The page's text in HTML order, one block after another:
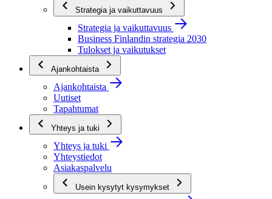
Strategia ja vaikuttavuus
Strategia ja vaikuttavuus
Business Finlandin strategia 2030
Tulokset ja vaikutukset
Ajankohtaista
Ajankohtaista
Uutiset
Tapahtumat
Yhteys ja tuki
Yhteys ja tuki
Yhteystiedot
Asiakaspalvelu
Usein kysytyt kysymykset